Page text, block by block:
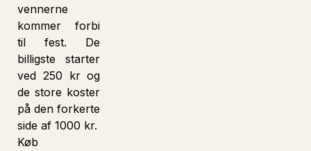
vennerne
kommer forbi
til fest. De
billigste starter
ved 250 kr og
de store koster
på den forkerte
side af 1000 kr.
Køb